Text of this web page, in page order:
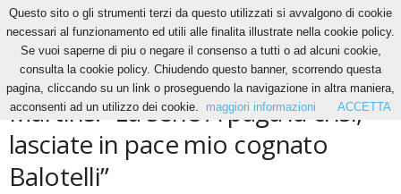
News Martins: “La serie A paga la crisi, lasciate in pace mio cognato...
NEWS
Martins: “La serie A paga la crisi,
lasciate in pace mio cognato
Balotelli”
Questo sito o gli strumenti terzi da questo utilizzati si avvalgono di cookie
necessari al funzionamento ed utili alle finalita illustrate nella cookie policy.
Se vuoi saperne di piu o negare il consenso a tutti o ad alcuni cookie,
consulta la cookie policy. Chiudendo questo banner, scorrendo questa
pagina, cliccando su un link o proseguendo la navigazione in altra maniera,
acconsenti ad un utilizzo dei cookie.
maggiori informazioni ACCETTA